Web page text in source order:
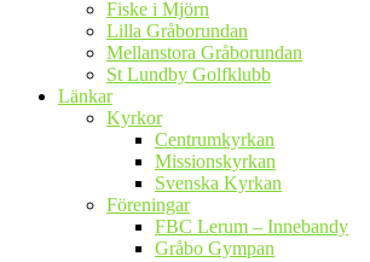
Fiske i Mjörn
Lilla Gråborundan
Mellanstora Gråborundan
St Lundby Golfklubb
Länkar
Kyrkor
Centrumkyrkan
Missionskyrkan
Svenska Kyrkan
Föreningar
FBC Lerum – Innebandy
Gråbo Gympan